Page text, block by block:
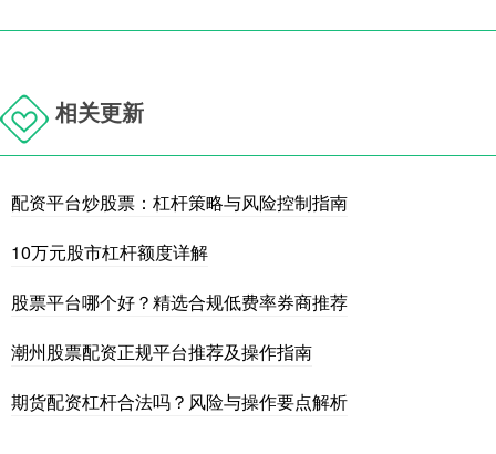
相关更新
配资平台炒股票：杠杆策略与风险控制指南
10万元股市杠杆额度详解
股票平台哪个好？精选合规低费率券商推荐
潮州股票配资正规平台推荐及操作指南
期货配资杠杆合法吗？风险与操作要点解析